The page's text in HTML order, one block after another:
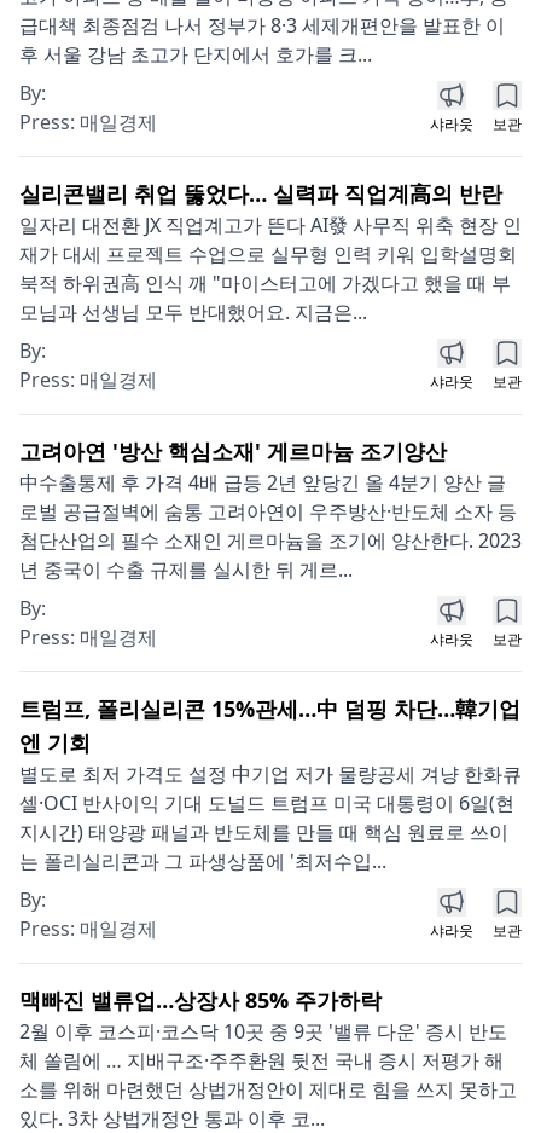
급대책 최종점검 나서 정부가 8·3 세제개편안을 발표한 이
후 서울 강남 초고가 단지에서 호가를 크...
By:
Press: 매일경제 샤라웃 보관
실리콘밸리 취업 뚫었다… 실력파 직업계高의 반란
일자리 대전환 JX 직업계고가 뜬다 AI發 사무직 위축 현장 인
재가 대세 프로젝트 수업으로 실무형 인력 키워 입학설명회
북적 하위권高 인식 깨 "마이스터고에 가겠다고 했을 때 부
모님과 선생님 모두 반대했어요. 지금은...
By:
Press: 매일경제 샤라웃 보관
고려아연 '방산 핵심소재' 게르마늄 조기양산
中수출통제 후 가격 4배 급등 2년 앞당긴 올 4분기 양산 글
로벌 공급절벽에 숨통 고려아연이 우주방산·반도체 소자 등
첨단산업의 필수 소재인 게르마늄을 조기에 양산한다. 2023
년 중국이 수출 규제를 실시한 뒤 게르...
By:
Press: 매일경제 샤라웃 보관
트럼프, 폴리실리콘 15%관세…中 덤핑 차단…韓기업
엔 기회
별도로 최저 가격도 설정 中기업 저가 물량공세 겨냥 한화큐
셀·OCI 반사이익 기대 도널드 트럼프 미국 대통령이 6일(현
지시간) 태양광 패널과 반도체를 만들 때 핵심 원료로 쓰이
는 폴리실리콘과 그 파생상품에 '최저수입...
By:
Press: 매일경제 샤라웃 보관
맥빠진 밸류업…상장사 85% 주가하락
2월 이후 코스피·코스닥 10곳 중 9곳 '밸류 다운' 증시 반도
체 쏠림에 … 지배구조·주주환원 뒷전 국내 증시 저평가 해
소를 위해 마련했던 상법개정안이 제대로 힘을 쓰지 못하고
있다. 3차 상법개정안 통과 이후 코...